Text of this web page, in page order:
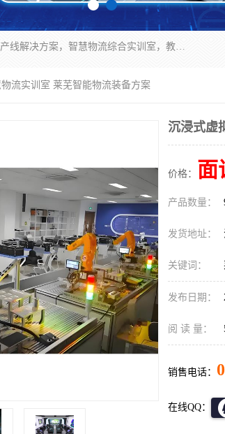
京创智业产品涵盖了多个领域，主要产品包括：工业4.0生产线解决方案，智慧物流综合实训室，教学设备与实验室建设，虚拟仿真实验室等。公司将秉持“创新、执着、诚信、共赢”的理念，以“将服务当作使命”为核心价值观，致力于为客户创造价值，与客户、合作伙伴和员工共同成长。
流实训室 莱芜智能物流装备方案
沉浸式虚
价格： 面
产品数量：
发货地址：
关键词：
发布日期：
阅 读 量：
销售电话：
在线QQ：